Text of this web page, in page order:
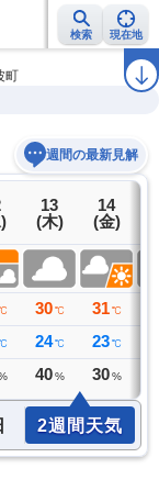
検索 現在地
報 ラ
町
週間の最新見解
13
(木)
30 ℃
24 ℃
40 %
14
(金)
31 ℃
23 ℃
30 %
2週間天気